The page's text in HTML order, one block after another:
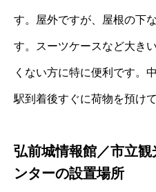
す。屋外ですが、屋根の下
す。スーツケースなど大き
くない方に特に便利です。
駅到着後すぐに荷物を預け
弘前城情報館／市立
ンターの設置場所